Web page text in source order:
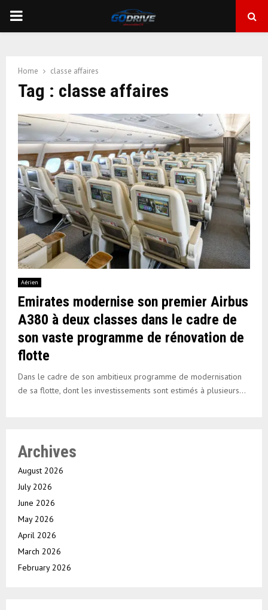
PRIMARY
Home classe affaires
Tag : classe affaires
Aérien
Emirates modernise son premier Airbus
A380 à deux classes dans le cadre de
son vaste programme de rénovation de
flotte
Dans le cadre de son ambitieux programme de modernisation
de sa flotte, dont les investissements sont estimés à plusieurs...
Archives
August 2026
July 2026
June 2026
May 2026
April 2026
March 2026
February 2026